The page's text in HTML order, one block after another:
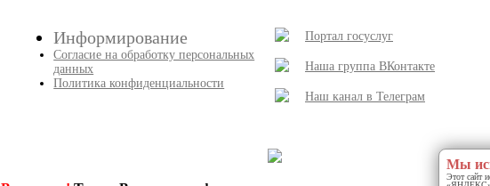
Информирование
Согласие на обработку персональных
данных
Политика конфиденциальности
Портал госуслуг
Наша группа ВКонтакте
Наш канал в Телеграм
Мы
Этот сайт